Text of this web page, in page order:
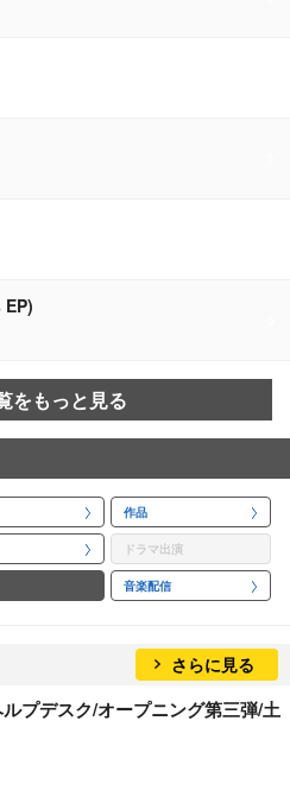
をもっと見る
作品
ドラマ出演
音楽配信
さらに見る
プデスク/オープニング第三弾/土